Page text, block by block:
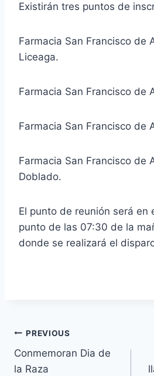
Existirán tres puntos de
Farmacia San Francisco de
Liceaga.
Farmacia San Francisco de
Farmacia San Francisco de
Farmacia San Francisco de
Doblado.
El punto de reunión será en
punto de las 07:30 de la
donde se realizará el
PREVIOUS
Conmemoran Dia de
la Raza